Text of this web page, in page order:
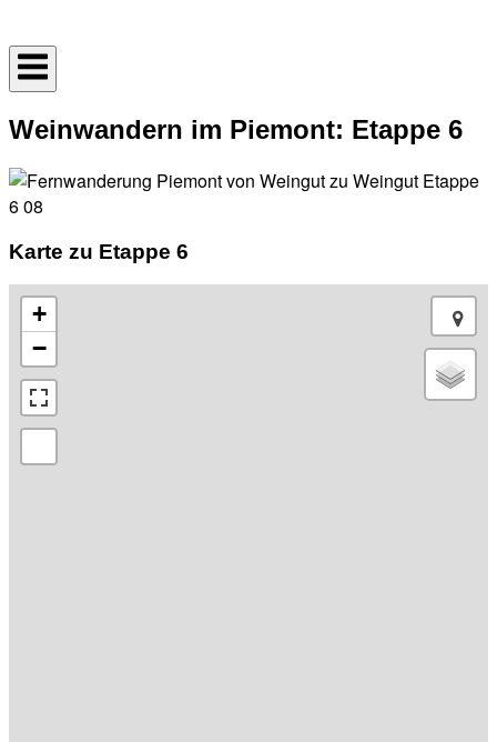
to
content
Weinwandern im Piemont: Etappe 6
Karte zu Etappe 6
+
−